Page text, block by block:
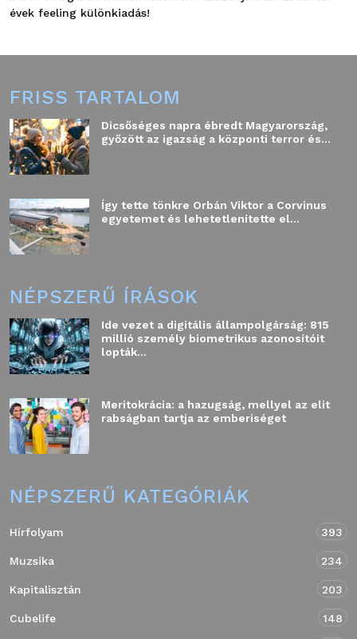
évek feeling különkiadás!
FRISS TARTALOM
Dicsőséges napra ébredt Magyarország,
győzött az igazság a központi terror és...
Így tette tönkre Orbán Viktor a Corvinus
egyetemet és lehetetlenítette el...
NÉPSZERŰ ÍRÁSOK
Ide vezet a digitális állampolgárság: 815
millió személy biometrikus azonosítóit
lopták...
Meritokrácia: a hazugság, mellyel az elit
rabságban tartja az emberiséget
NÉPSZERŰ KATEGÓRIÁK
Hírfolyam 393
Muzsika 234
Kapitalisztán 203
Cubelife 148